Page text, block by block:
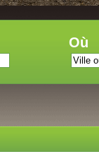
Où